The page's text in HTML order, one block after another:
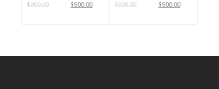
$999.00 $900.00 $999.00 $900.00